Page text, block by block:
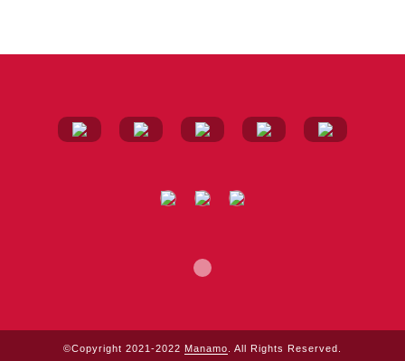
©Copyright 2021-2022 Manamo . All Rights Reserved.